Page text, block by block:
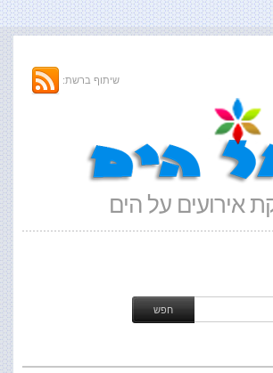
אירועים על הים
שיתוף ברשת: